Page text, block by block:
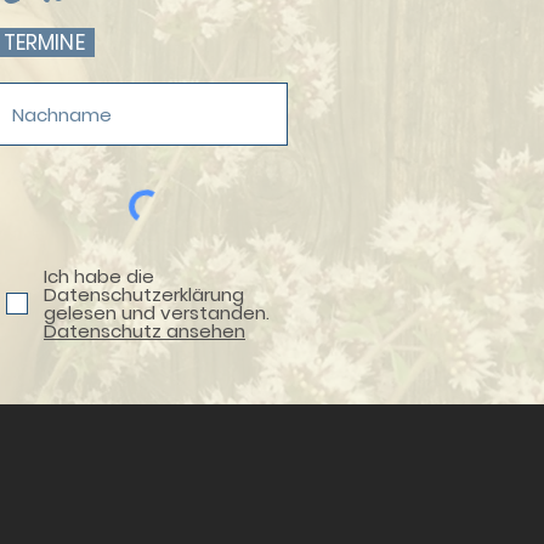
Ich habe die
Datenschutzerklärung
gelesen und verstanden.
Datenschutz ansehen